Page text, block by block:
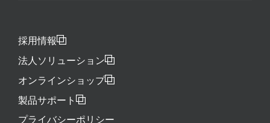
採用情報
法人ソリューション
オンラインショップ
製品サポート
プライバシーポリシー